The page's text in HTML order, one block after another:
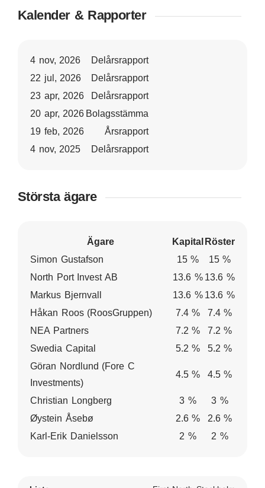
Kalender & Rapporter
4 nov, 2026
Delårsrapport
22 jul, 2026
Delårsrapport
23 apr, 2026
Delårsrapport
20 apr, 2026 Bolagsstämma
19 feb, 2026
Årsrapport
4 nov, 2025
Delårsrapport
Största ägare
Ägare Kapital Röster
Simon Gustafson
15 %
15 %
North Port Invest AB
13.6 % 13.6 %
Markus Bjernvall
13.6 % 13.6 %
Håkan Roos (RoosGruppen)
7.4 %
7.4 %
NEA Partners
7.2 %
7.2 %
Swedia Capital
5.2 %
5.2 %
Göran Nordlund (Fore C
Investments)
4.5 % 4.5 %
Christian Longberg 3 %
3 %
Øystein Åsebø
2.6 %
2.6 %
Karl-Erik Danielsson
2 % 2 %